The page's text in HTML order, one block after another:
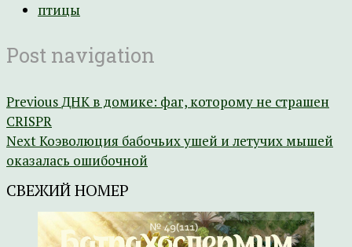
птицы
Post navigation
Previous ДНК в домике: фаг, которому не страшен
CRISPR
NextКоэволюция бабочьих ушей и летучих мышей
оказалась ошибочной
СВЕЖИЙ НОМЕР